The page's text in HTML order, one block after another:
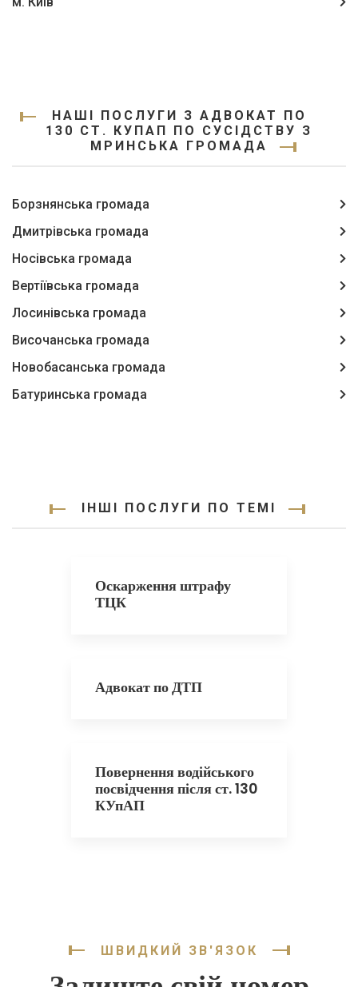
НАШІ ПОСЛУГИ З АДВОКАТ ПО
130 СТ. КУПАП ПО СУСІДСТВУ З
МРИНСЬКА ГРОМАДА
Борзнянська громада
Дмитрівська громада
Носівська громада
Вертіївська громада
Лосинівська громада
Височанська громада
Новобасанська громада
Батуринська громада
ІНШІ ПОСЛУГИ ПО ТЕМІ
Оскарження штрафу
ТЦК
Адвокат по ДТП
Повернення водійського
посвідчення після ст. 130
КУпАП
ШВИДКИЙ ЗВ'ЯЗОК